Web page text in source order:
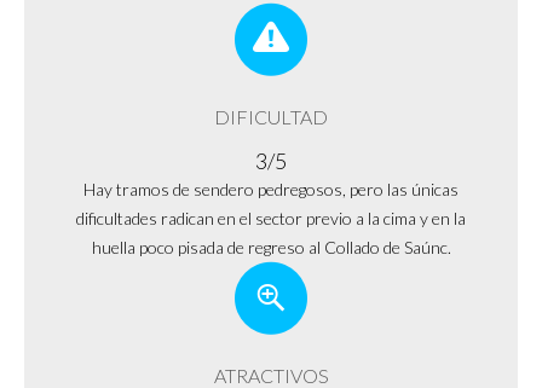
DIFICULTAD
3/5
Hay tramos de sendero pedregosos, pero las únicas
dificultades radican en el sector previo a la cima y en la
huella poco pisada de regreso al Collado de Saúnc.
ATRACTIVOS